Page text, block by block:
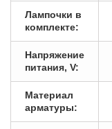
Лампочки в
комплекте:
Напряжение
питания, V:
Материал
арматуры: